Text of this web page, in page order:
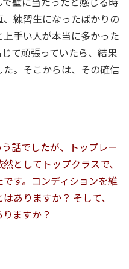
壁に当たったと感じる時
練習生になったばかりの
手い人が本当に多かった
て頑張っていたら、結果
。そこからは、その確信
話でしたが、トップレー
としてトップクラスで、
す。コンディションを維
ありますか？ そして、
ますか？